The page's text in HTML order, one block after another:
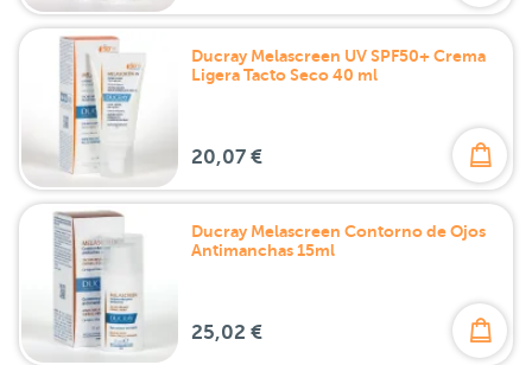
Ducray Melascreen UV SPF50+ Crema
Ligera Tacto Seco 40 ml
20,07 €
Ducray Melascreen Contorno de Ojos
Antimanchas 15ml
25,02 €